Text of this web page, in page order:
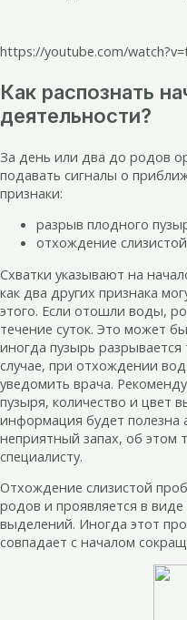
https://youtube.com/
Как распознать
деятельности?
За день или два до родов
подавать сигналы о
признаки:
разрыв плодного
отхождение
Схватки указывают на
как два других признака
этого. Если отошли воды,
течение суток. Это может
иногда пузырь
случае, при отхождении
уведомить врача.
пузыря, количество и цвет
информация будет полезна
неприятный запах, об этом
специалисту.
Отхождение слизистой
родов и проявляется в
выделений. Иногда этот
совпадает с началом